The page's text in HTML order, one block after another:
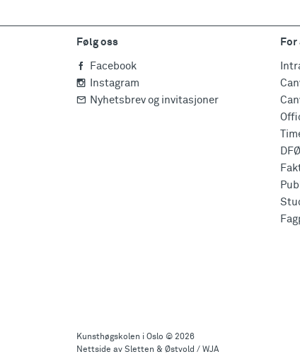
Følg oss
Facebook
Instagram
Nyhetsbrev og invitasjoner
Kunsthøgskolen i Oslo © 2026
Nettside av Sletten & Østvold / WJA